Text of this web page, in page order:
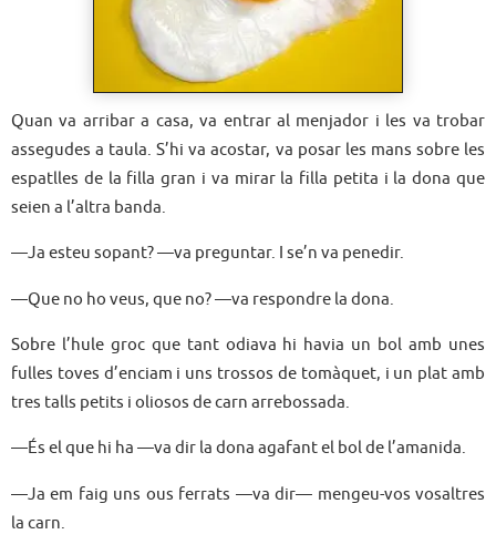
Quan va arribar a casa, va entrar al menjador i les va trobar
assegudes a taula. S’hi va acostar, va posar les mans sobre les
espatlles de la filla gran i va mirar la filla petita i la dona que
seien a l’altra banda.
—Ja esteu sopant? —va preguntar. I se’n va penedir.
—Que no ho veus, que no? —va respondre la dona.
Sobre l’hule groc que tant odiava hi havia un bol amb unes
fulles toves d’enciam i uns trossos de tomàquet, i un plat amb
tres talls petits i oliosos de carn arrebossada.
—És el que hi ha —va dir la dona agafant el bol de l’amanida.
—Ja em faig uns ous ferrats —va dir— mengeu-vos vosaltres
la carn.